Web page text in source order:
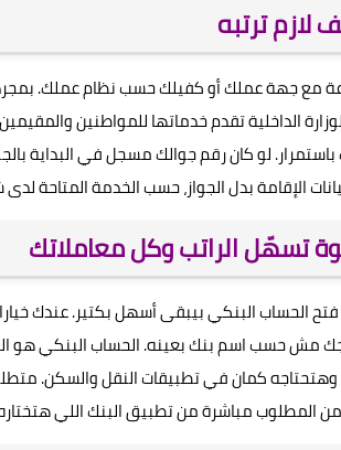
لازم ترتبه
مع جهة عملك أو كفيلك حسب نظام عملك.
الداخلية تقدم خدماتها للمواطنين
لو كان رقم جوالك مسجل في البداية
الإقامة بدل الجواز، حسب الخدمة المتاحة
تسهّل الراتب وكل معاملاتك
الحساب البنكي بيبقى أسهل بكتير. عندك
مش حسب اسم بنك بعينه. الحساب البنكي هو
وهتحتاجه كمان في تطبيقات النقل والسكن.
من المطلوب مباشرة من تطبيق البنك اللي